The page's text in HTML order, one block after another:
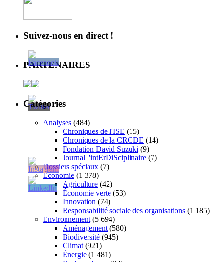
Suivez-nous en direct !
PARTENAIRES
Catégories
Analyses (484)
Chroniques de l'ISE (15)
Chroniques de la CRCDE (14)
Fondation David Suzuki (9)
Journal l'intErDiSciplinaire (7)
Dossiers spéciaux (7)
Économie (1 378)
Agriculture (42)
Économie verte (53)
Innovation (74)
Responsabilité sociale des organisations (1 185)
Environnement (5 694)
Aménagement (580)
Biodiversité (945)
Climat (921)
Énergie (1 481)